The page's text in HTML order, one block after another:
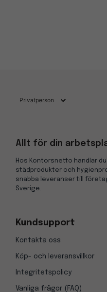
Allt för din
Hos Kontorsnetto handlar
städprodukter och
snabba leveranser till
Sverige.
Kundsupport
Kontakta oss
Köp- och leveransvillkor
Integritetspolicy
Vanliga frågor (FAQ)